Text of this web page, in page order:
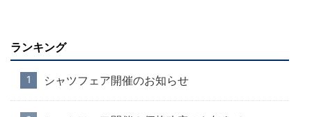
ランキング
シャツフェア開催のお知らせ